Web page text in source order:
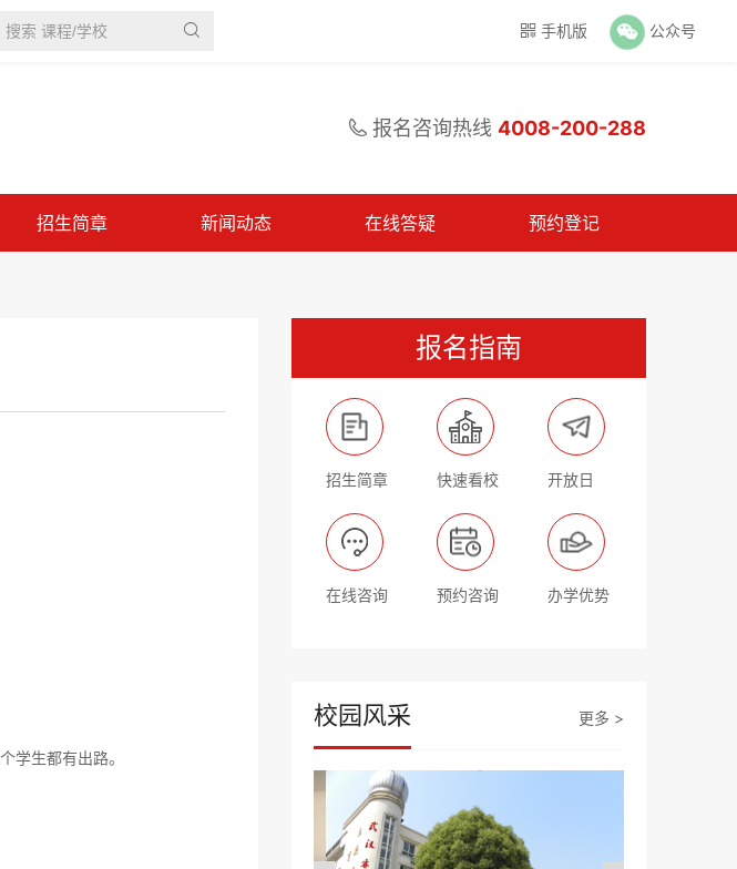
  手机版 公众号
 报名咨询热线 4008-200-288
招生简章 新闻动态 在线答疑 预约登记
学生都有出路。
报名指南
招生简章 快速看校 开放日
在线咨询 预约咨询 办学优势
校园风采 更多 >